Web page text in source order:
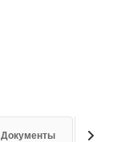
Документы